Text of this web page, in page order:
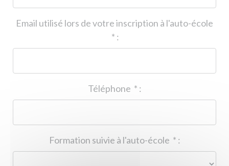
Email utilisé lors de votre inscription à l'auto-école
* :
* :
* :